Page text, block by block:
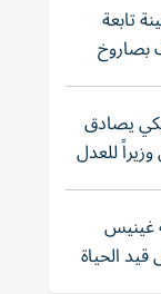
تابعة
بصاروخ
يصادق
للعدل
غينيس
الحياة